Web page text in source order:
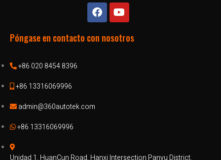
Póngase en contacto con nosotros
+86 020 8454 8396
+86 13316069996
admin@360autotek.com
+86 13316069996
Unidad 1, HuanCun Road, Hanxi Intersection Panyu District,